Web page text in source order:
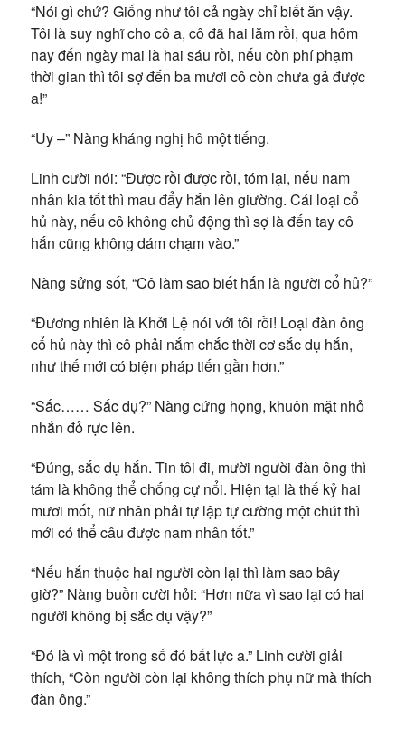
“Nói gì chứ? Giống như tôi cả ngày chỉ biết ăn vậy.
Tôi là suy nghĩ cho cô a, cô đã hai lăm rồi, qua hôm
nay đến ngày mai là hai sáu rồi, nếu còn phí phạm
thời gian thì tôi sợ đến ba mươi cô còn chưa gả được
a!”
“Uy –” Nàng kháng nghị hô một tiếng.
Linh cười nói: “Được rồi được rồi, tóm lại, nếu nam
nhân kia tốt thì mau đẩy hắn lên giường. Cái loại cổ
hủ này, nếu cô không chủ động thì sợ là đến tay cô
hắn cũng không dám chạm vào.”
Nàng sửng sốt, “Cô làm sao biết hắn là người cổ hủ?”
“Đương nhiên là Khởi Lệ nói với tôi rồi! Loại đàn ông
cổ hủ này thì cô phải nắm chắc thời cơ sắc dụ hắn,
như thế mới có biện pháp tiến gần hơn.”
“Sắc…… Sắc dụ?” Nàng cứng họng, khuôn mặt nhỏ
nhắn đỏ rực lên.
“Đúng, sắc dụ hắn. Tin tôi đi, mười người đàn ông thì
tám là không thể chống cự nổi. Hiện tại là thế kỷ hai
mươi mốt, nữ nhân phải tự lập tự cường một chút thì
mới có thể câu được nam nhân tốt.”
“Nếu hắn thuộc hai người còn lại thì làm sao bây
giờ?” Nàng buồn cười hỏi: “Hơn nữa vì sao lại có hai
người không bị sắc dụ vậy?”
“Đó là vì một trong số đó bất lực a.” Linh cười giải
thích, “Còn người còn lại không thích phụ nữ mà thích
đàn ông.”